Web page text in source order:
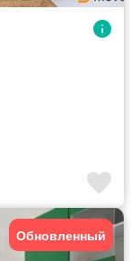
Обновленный